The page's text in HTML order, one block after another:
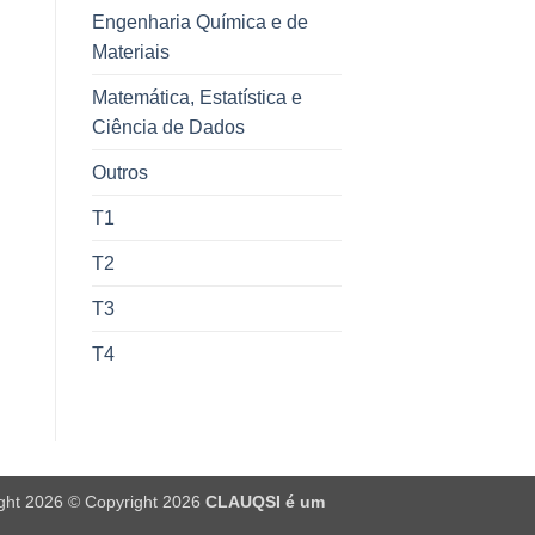
Engenharia Química e de
Materiais
Matemática, Estatística e
Ciência de Dados
Outros
T1
T2
T3
T4
2026 © Copyright 2026 CLAUQSI é um